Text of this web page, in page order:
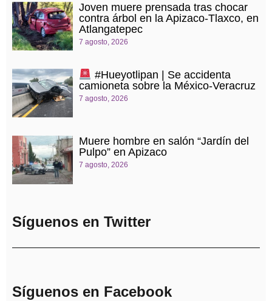
Joven muere prensada tras chocar
contra árbol en la Apizaco-Tlaxco, en
Atlangatepec
7 agosto, 2026
#Hueyotlipan | Se accidenta
camioneta sobre la México-Veracruz
7 agosto, 2026
Muere hombre en salón “Jardín del
Pulpo” en Apizaco
7 agosto, 2026
Síguenos en Twitter
Síguenos en Facebook